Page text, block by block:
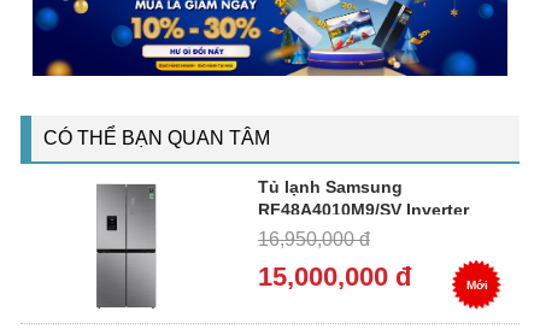
CÓ THỂ BẠN QUAN TÂM
Tủ lạnh Samsung
RF48A4010M9/SV Inverter
488 lít multidoor 4 cánh lấy
nước ngoài
16,950,000 đ
15,000,000 đ Mới